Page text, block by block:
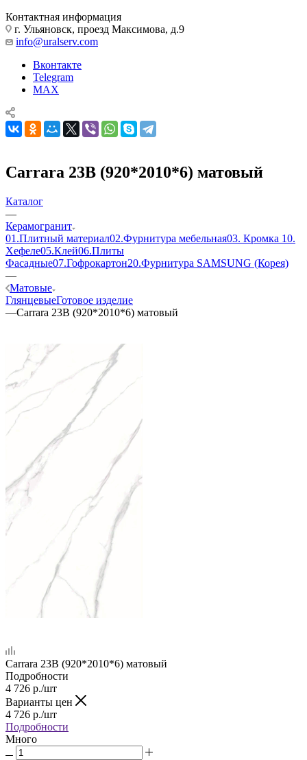
Контактная информация
г. Ульяновск, проезд Максимова, д.9
info@uralserv.com
Вконтакте
Telegram
MAX
Carrara 23B (920*2010*6) матовый
Каталог
—
Керамогранит
01.Плитный материал02.Фурнитура мебельная03. Кромка 10.
Хефеле05.Клей06.Плиты
Фасадные07.Гофрокартон20.Фурнитура SAMSUNG (Корея)
—
Матовые
ГлянцевыеГотовое изделие
—Carrara 23B (920*2010*6) матовый
Carrara 23B (920*2010*6) матовый
Подробности
4 726 р./шт
Варианты цен
4 726 р./шт
Подробности
Много